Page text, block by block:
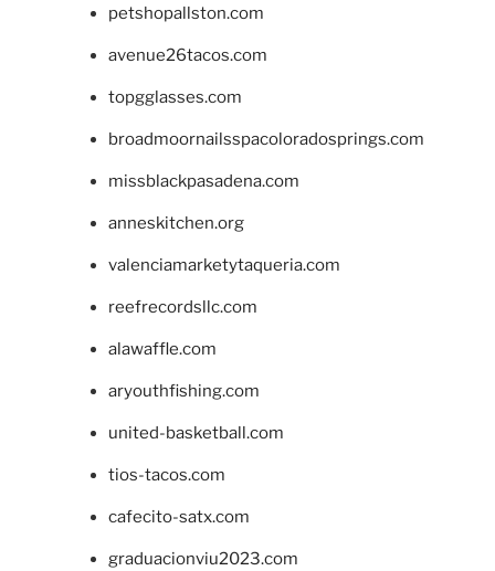
petshopallston.com
avenue26tacos.com
topgglasses.com
broadmoornailsspacoloradosprings.com
missblackpasadena.com
anneskitchen.org
valenciamarketytaqueria.com
reefrecordsllc.com
alawaffle.com
aryouthfishing.com
united-basketball.com
tios-tacos.com
cafecito-satx.com
graduacionviu2023.com